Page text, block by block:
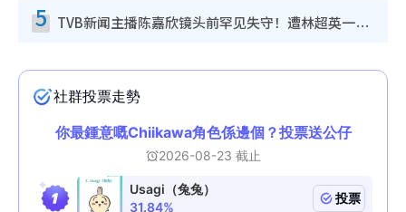
5 TVB新闻主播陈嘉欣镜头前罕见失守！遭林超英一句话突袭吓坏当场大笑